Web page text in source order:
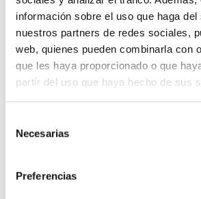
información sobre el uso que haga del
nuestros partners de redes sociales,
web, quienes pueden combinarla con
que les haya proporcionado o que
partir del uso que haya hecho de sus
Necesarias
Preferencias
Creatividad e
pilares de Ximenez
Ximenez Group lleva 80 años
ofreciendo productos únicos e
más de medio millar de empleados,